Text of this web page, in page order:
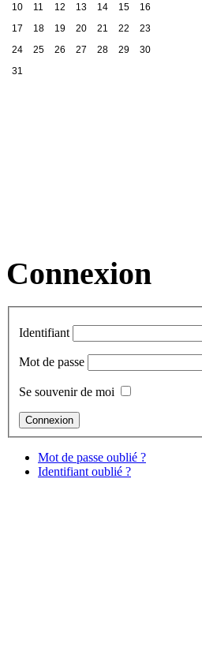
10
11 12 13 14 15
16
17
18 19 20 21 22
23
24
25 26 27 28 29
30
31
Connexion
Identifiant
Mot de passe
Se souvenir de moi
Mot de passe oublié ?
Identifiant oublié ?